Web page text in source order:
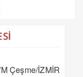
Çeşme/İZMİR